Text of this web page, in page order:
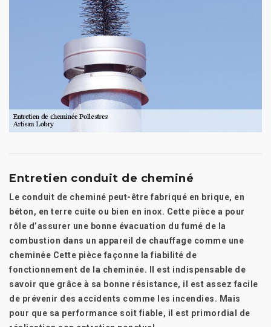
Entretien conduit de cheminé
Le conduit de cheminé peut-être fabriqué en brique, en
béton, en terre cuite ou bien en inox. Cette pièce a pour
rôle d’assurer une bonne évacuation du fumé de la
combustion dans un appareil de chauffage comme une
cheminée Cette pièce façonne la fiabilité de
fonctionnement de la cheminée. Il est indispensable de
savoir que grâce à sa bonne résistance, il est assez facile
de prévenir des accidents comme les incendies. Mais
pour que sa performance soit fiable, il est primordial de